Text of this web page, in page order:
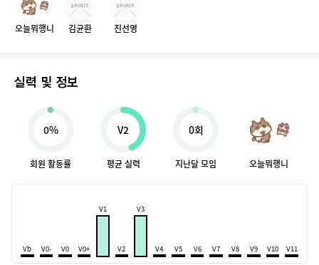
오늘뭐행니 김균환 진선영
실력 및 정보
0%
회원 활동률
V2
평균 실력
0회
지난달 모임 오늘뭐행니
Vb V0- V0 V0+
V1
V2
V3
V4 V5 V6 V7 V8 V9 V10 V11